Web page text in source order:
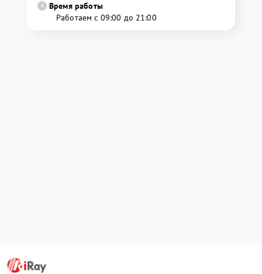
Время работы
Работаем с 09:00 до 21:00